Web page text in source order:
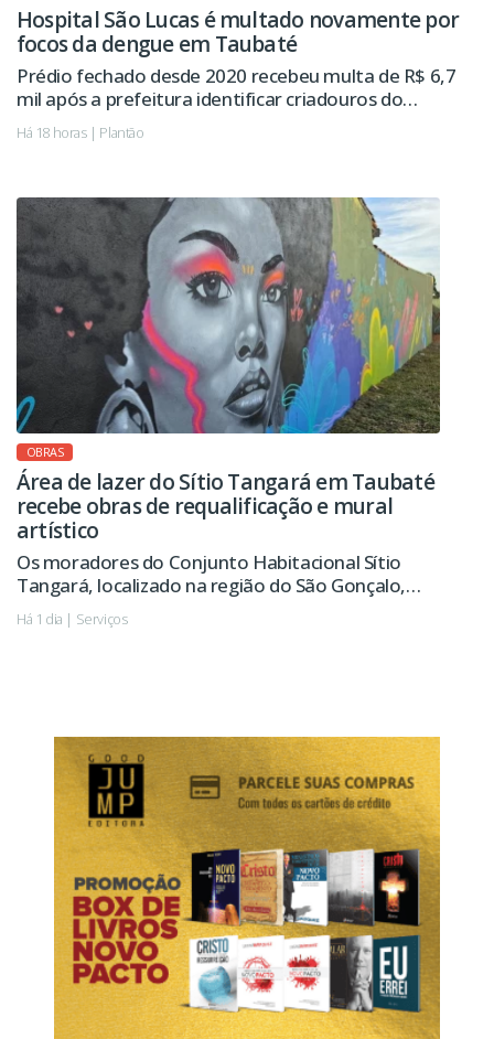
Hospital São Lucas é multado novamente por
focos da dengue em Taubaté
Prédio fechado desde 2020 recebeu multa de R$ 6,7
mil após a prefeitura identificar criadouros do
mosquito da dengue. Imóvel já havia sido autuado
pelo mesmo motivo em 2024.
Há 18 horas | Plantão
OBRAS
Área de lazer do Sítio Tangará em Taubaté
recebe obras de requalificação e mural
artístico
Os moradores do Conjunto Habitacional Sítio
Tangará, localizado na região do São Gonçalo,
passarão a contar em breve com uma área de lazer
revitalizada, com novo playground, pista de
Há 1 dia | Serviços